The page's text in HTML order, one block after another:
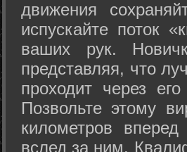
движения
испускайте поток
ваших рук.
представляя, что
проходит через
Позвольте этому
километров
вслед за ним.